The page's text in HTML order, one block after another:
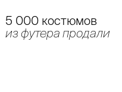
из футера продали
5 000 костюмов